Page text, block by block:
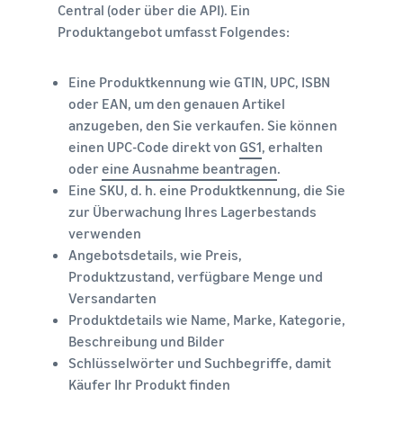
Central (oder über die API). Ein
Produktangebot umfasst Folgendes:
Eine Produktkennung wie GTIN, UPC, ISBN
oder EAN, um den genauen Artikel
anzugeben, den Sie verkaufen. Sie können
einen UPC-Code direkt von GS1, erhalten
oder eine Ausnahme beantragen.
Eine SKU, d. h. eine Produktkennung, die Sie
zur Überwachung Ihres Lagerbestands
verwenden
Angebotsdetails, wie Preis,
Produktzustand, verfügbare Menge und
Versandarten
Produktdetails wie Name, Marke, Kategorie,
Beschreibung und Bilder
Schlüsselwörter und Suchbegriffe, damit
Käufer Ihr Produkt finden